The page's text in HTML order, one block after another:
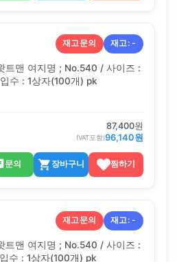
재고문의 재고:-
맨 여지명 ; No.540 / 사이즈 :
수 : 1상자(100개) pk
87,400원
(VAT포함)96,140원
문의 장바구니 찜하기
재고문의 재고:-
맨 여지명 ; No.540 / 사이즈 :
수 : 1상자(100개) pk